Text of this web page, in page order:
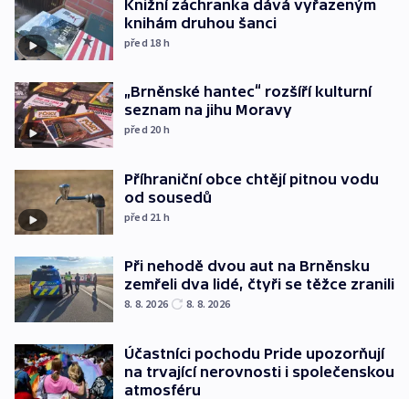
Knižní záchranka dává vyřazeným
knihám druhou šanci
před 18 h
„Brněnské hantec“ rozšíří kulturní
seznam na jihu Moravy
před 20 h
Příhraniční obce chtějí pitnou vodu
od sousedů
před 21 h
Při nehodě dvou aut na Brněnsku
zemřeli dva lidé, čtyři se těžce zranili
8. 8. 2026 8. 8. 2026
Účastníci pochodu Pride upozorňují
na trvající nerovnosti i společenskou
atmosféru